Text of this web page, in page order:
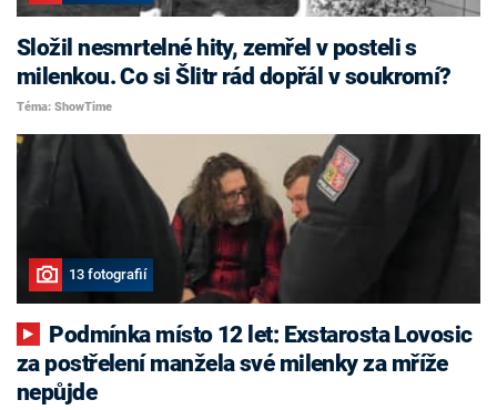
Složil nesmrtelné hity, zemřel v posteli s
milenkou. Co si Šlitr rád dopřál v soukromí?
Téma: ShowTime
13 fotografií
za postřelení manžela své milenky za mříže
nepůjde